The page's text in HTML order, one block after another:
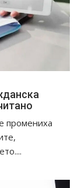
промениха